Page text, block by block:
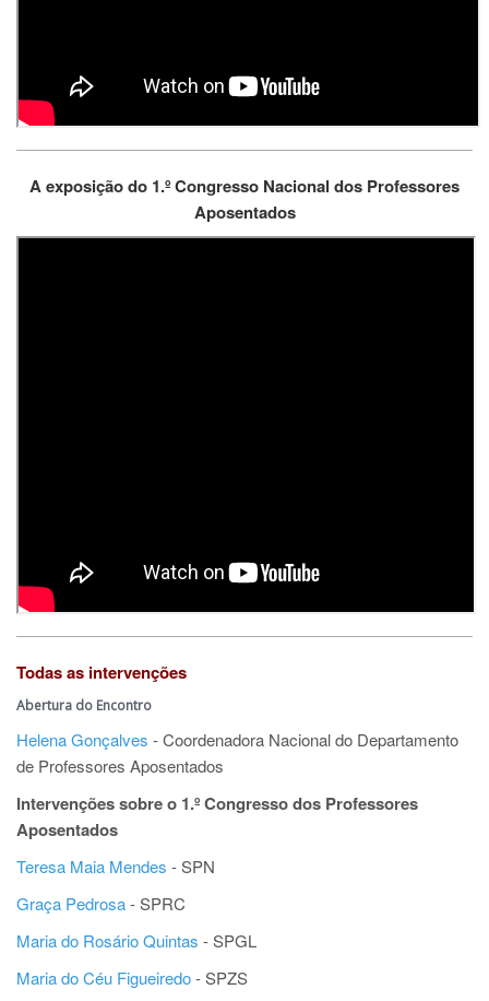
A exposição do 1.º Congresso Nacional dos Professores
Aposentados
Todas as intervenções
Abertura do Encontro
Helena Gonçalves - Coordenadora Nacional do Departamento
de Professores Aposentados
Intervenções sobre o 1.º Congresso dos Professores
Aposentados
Teresa Maia Mendes - SPN
Graça Pedrosa- SPRC
Maria do Rosário Quintas - SPGL
Maria do Céu Figueiredo- SPZS